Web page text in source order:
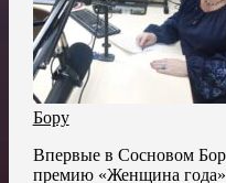
Бору
Впервые в Сосновом
премию «Женщина